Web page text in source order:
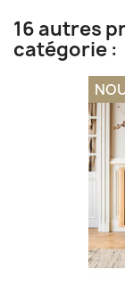
16 autres
catégorie :